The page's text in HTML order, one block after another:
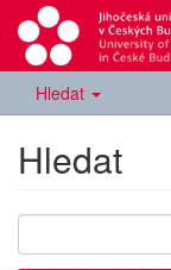
Hledat
Hledat